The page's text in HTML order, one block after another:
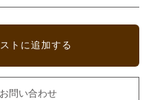
トに追加する
問い合わせ